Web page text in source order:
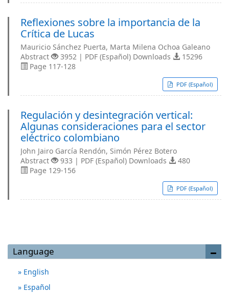
Reflexiones sobre la importancia de la
Crítica de Lucas
Mauricio Sánchez Puerta, Marta Milena Ochoa Galeano
Abstract
3952 | PDF (Español) Downloads
15296
Page 117-128
PDF (Español)
Regulación y desintegración vertical:
Algunas consideraciones para el sector
eléctrico colombiano
John Jairo García Rendón, Simón Pérez Botero
Abstract
933 | PDF (Español) Downloads
480
Page 129-156
PDF (Español)
Language
English
Español